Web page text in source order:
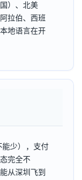
）、北美
拉伯、西班
地语言在开
能少），支付
完全不
从深圳飞到